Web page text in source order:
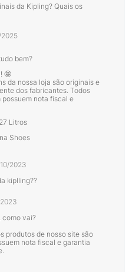
da Kipling? Quais os
2025
bem?
🤩
da nossa loja são originais e
dos fabricantes. Todos
possuem nota fiscal e
Litros
Shoes
2023
kiplling??
como vai?
produtos de nosso site são
nota fiscal e garantia